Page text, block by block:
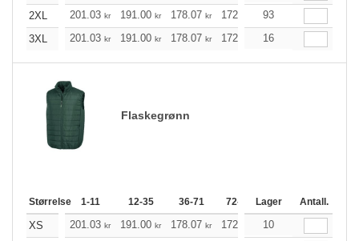
2XL
201.03 kr 191.00 kr 178.07 kr 172.38 163.68
93
3XL
201.03 kr 191.00 kr 178.07 kr 172.38 163.68
16
Flaskegrønn
Størrelse 1-11 12-35 36-71 72-143 144-287
Lager Antall.
XS 201.03 kr 191.00 kr 178.07 kr 172.38 163.68
10